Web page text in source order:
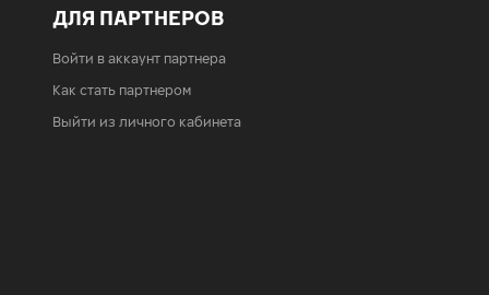
ДЛЯ ПАРТНЕРОВ
Войти в аккаунт партнера
Как стать партнером
Выйти из личного кабинета